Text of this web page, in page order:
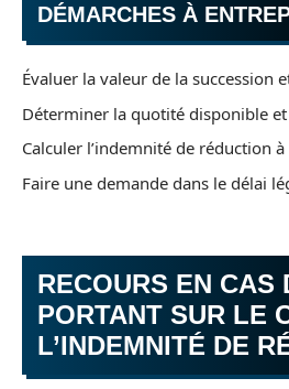
DÉMARCHES À
Évaluer la valeur de la succession
Déterminer la quotité disponible
Calculer l’indemnité de réduction
Faire une demande dans le délai
RECOURS EN CAS
PORTANT SUR LE
L’INDEMNITÉ DE